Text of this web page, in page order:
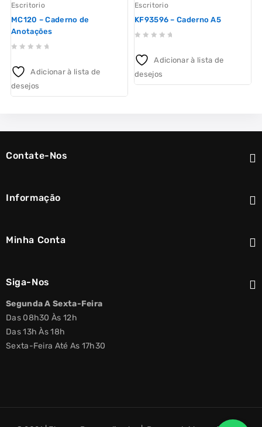
Escritorio
MC120 – Caderno de
Anotações
out
Adicionar à lista de
desejos
Escritorio
KF93596 – Caderno A5
out
Adicionar à lista de
desejos
Contate-Nos
Informação
Minha Conta
Siga-Nos
Segunda A Sexta-Feira
Das 08h30 Às 12h
Das 13h Às 18h
Sexta-Feira Até As 17h30